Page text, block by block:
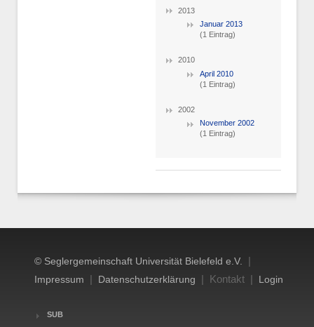
2013
Januar 2013
(1 Eintrag)
2010
April 2010
(1 Eintrag)
2002
November 2002
(1 Eintrag)
© Seglergemeinschaft Universität Bielefeld e.V. |
Impressum | Datenschutzerklärung | Kontakt | Login
SUB